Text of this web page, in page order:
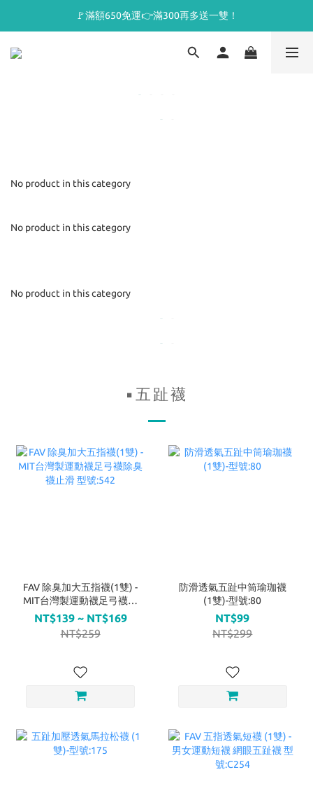
🚩滿額650免運👉滿300再多送一雙！
No product in this category
No product in this category
No product in this category
▪五趾襪
FAV 除臭加大五指襪(1雙) -
MIT台灣製運動襪足弓襪除
臭襪止滑 型號:542
NT$139 ~ NT$169
NT$259
防滑透氣五趾中筒瑜珈襪
(1雙)-型號:80
NT$99
NT$299